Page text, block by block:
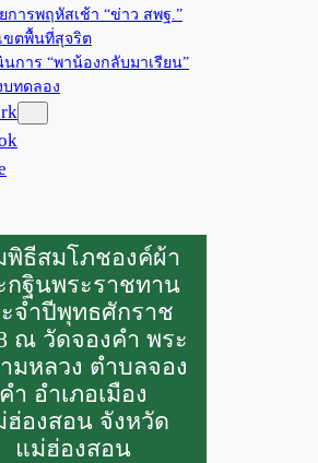
การพฤหัสเช้า “ข่าว สพฐ.”
ขตพื้นที่สุจริต
นการ “พาน้องกลับมาเรียน”
บทดลอง
พิธีสมโภชองค์ผ้า
กฐินพระราชทาน
จำปีพุทธศักราช
ณ วัดจองคำ พระ
มหลวง ตำบลจอง
คำ อำเภอเมือง
ฮ่องสอน จังหวัด
แม่ฮ่องสอน